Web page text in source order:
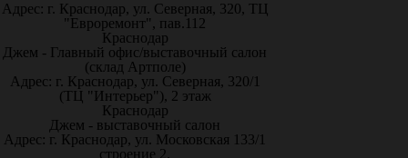
Адрес: г. Краснодар, ул. Северная, 320, ТЦ
"Евроремонт", пав.112
Краснодар
Джем - Главный офис/выставочный салон
(склад Артполе)
Адрес: г. Краснодар, ул. Северная, 320/1
(ТЦ "Интерьер"), 2 этаж
Краснодар
Джем - выставочный салон
Адрес: г. Краснодар, ул. Московская 133/1
строение 2.